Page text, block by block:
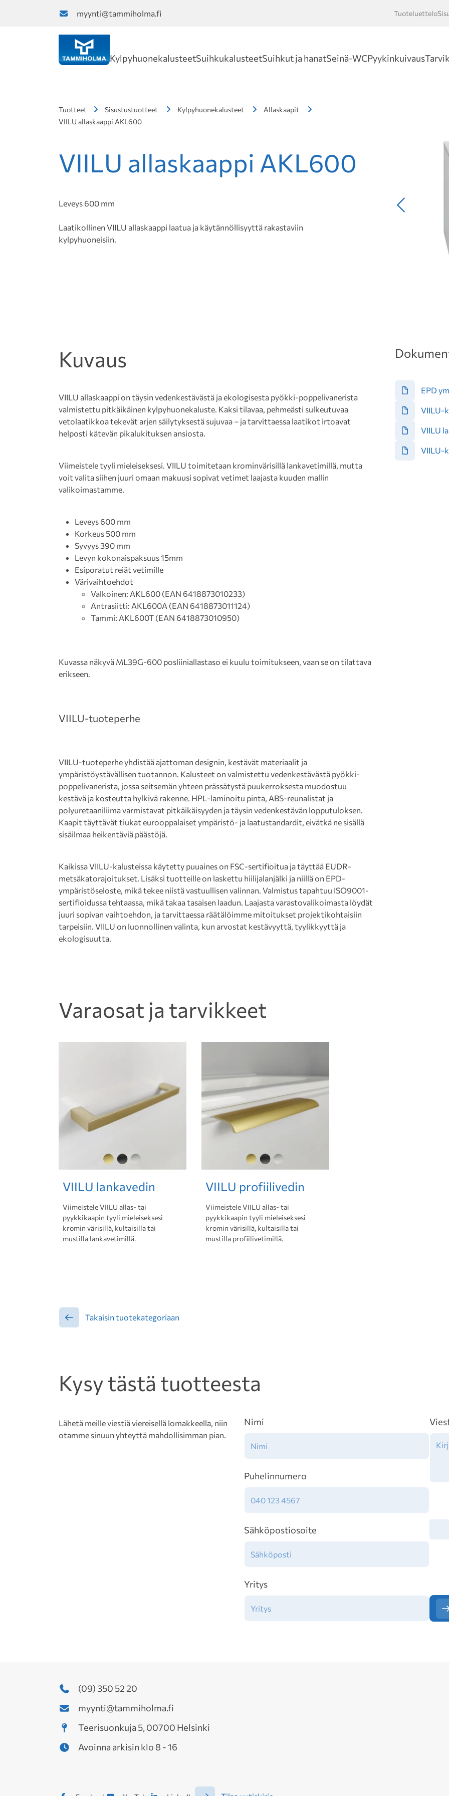
myynti@tammiholma.fi Tuoteluettelo
KylpyhuonekalusteetSuihkukalusteetSuihkut ja hanatSeinä-WCPyykinkuivaus
Tuotteet Sisustustuotteet Kylpyhuonekalusteet
Allaskaapit
VIILU allaskaappi AKL600
VIILU allaskaappi AKL600
Leveys 600 mm
Laatikollinen VIILU allaskaappi laatua ja käytännöllisyyttä rakastaviin
kylpyhuoneisiin.
Edellinen
Kuvaus
VIILU allaskaappi on täysin vedenkestävästä ja ekologisesta pyökki-poppelivanerista
valmistettu pitkäikäinen kylpyhuonekaluste. Kaksi tilavaa, pehmeästi sulkeutuvaa
vetolaatikkoa tekevät arjen säilytyksestä sujuvaa – ja tarvittaessa laatikot irtoavat
helposti kätevän pikalukituksen ansiosta.
Viimeistele tyyli mieleiseksesi. VIILU toimitetaan krominvärisillä lankavetimillä, mutta
voit valita siihen juuri omaan makuusi sopivat vetimet laajasta kuuden mallin
valikoimastamme.
Leveys 600 mm
Korkeus 500 mm
Syvyys 390 mm
Levyn kokonaispaksuus 15mm
Esiporatut reiät vetimille
Värivaihtoehdot
Valkoinen: AKL600 (EAN 6418873010233)
Antrasiitti: AKL600A (EAN 6418873011124)
Tammi: AKL600T (EAN 6418873010950)
Kuvassa näkyvä ML39G-600 posliiniallastaso ei kuulu toimitukseen, vaan se on tilattava
erikseen.
VIILU-tuoteperhe
VIILU-tuoteperhe yhdistää ajattoman designin, kestävät materiaalit ja
ympäristöystävällisen tuotannon. Kalusteet on valmistettu vedenkestävästä pyökki-
poppelivanerista, jossa seitsemän yhteen prässätystä puukerroksesta muodostuu
kestävä ja kosteutta hylkivä rakenne. HPL-laminoitu pinta, ABS-reunalistat ja
polyuretaaniliima varmistavat pitkäikäisyyden ja täysin vedenkestävän lopputuloksen.
Kaapit täyttävät tiukat eurooppalaiset ympäristö- ja laatustandardit, eivätkä ne sisällä
sisäilmaa heikentäviä päästöjä.
Kaikissa VIILU-kalusteissa käytetty puuaines on FSC-sertifioitua ja täyttää EUDR-
metsäkatorajoitukset. Lisäksi tuotteille on laskettu hiilijalanjälki ja niillä on EPD-
ympäristöseloste, mikä tekee niistä vastuullisen valinnan. Valmistus tapahtuu ISO9001-
sertifioidussa tehtaassa, mikä takaa tasaisen laadun. Laajasta varastovalikoimasta löydät
juuri sopivan vaihtoehdon, ja tarvittaessa räätälöimme mitoitukset projektikohtaisiin
tarpeisiin. VIILU on luonnollinen valinta, kun arvostat kestävyyttä, tyylikkyyttä ja
ekologisuutta.
EPD
VIILU-
VIILU
VIILU-
Varaosat ja tarvikkeet
VIILU lankavedin
Viimeistele VIILU allas- tai
pyykkikaapin tyyli mieleiseksesi
kromin värisillä, kultaisilla tai
mustilla lankavetimillä.
VIILU profiilivedin
Viimeistele VIILU allas- tai
pyykkikaapin tyyli mieleiseksesi
kromin värisillä, kultaisilla tai
mustilla profiilivetimillä.
Takaisin tuotekategoriaan
Kysy tästä tuotteesta
Lähetä meille viestiä viereisellä lomakkeella, niin
otamme sinuun yhteyttä mahdollisimman pian.
Nimi
Puhelinnumero
Sähköpostiosoite
Yritys
(09) 350 52 20
myynti@tammiholma.fi
Teerisuonkuja 5, 00700 Helsinki
Avoinna arkisin klo 8 - 16